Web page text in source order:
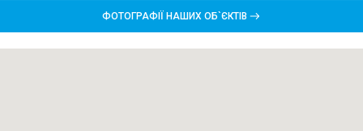
ФОТОГРАФІЇ НАШИХ ОБ`ЄКТІВ